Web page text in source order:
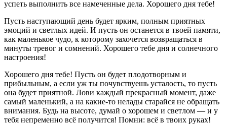
успеть выполнить все намеченные дела. Хорошего дня тебе!
Пусть наступающий день будет ярким, полным приятных
эмоций и светлых идей. И пусть он останется в твоей памяти,
как маленькое чудо, к которому захочется возвращаться в
минуты тревог и сомнений. Хорошего тебе дня и солнечного
настроения!
Хорошего дня тебе! Пусть он будет плодотворным и
прибыльным, а если уж ты почувствуешь усталость, то пусть
она будет приятной. Лови каждый прекрасный момент, даже
самый маленький, а на какие-то нелады старайся не обращать
внимания. Будь на высоте, думай о хорошем и светлом — и у
тебя непременно всё получится! Помни: всё в твоих руках!